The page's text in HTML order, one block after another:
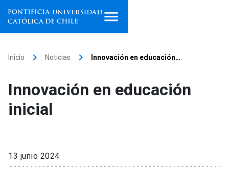
Facultades, escuelas e
institutos
Internacionalización
Inicio keyboard_arrow_right Noticias keyboard_arrow_right Innovación en educación…
Innovación en educación
inicial
13 junio 2024